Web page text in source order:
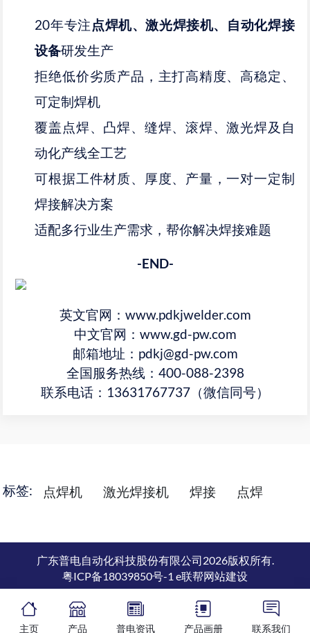
20年专注点焊机、激光焊接机、自动化焊接
设备研发生产
拒绝低价劣质产品，主打高精度、高稳定、
可定制焊机
覆盖点焊、凸焊、缝焊、滚焊、激光焊及自
动化产线全工艺
可根据工件材质、厚度、产量，一对一定制
焊接解决方案
适配多行业生产需求，帮你解决焊接难题
-END-
英文官网：www.pdkjwelder.com
中文官网：www.gd-pw.com
邮箱地址：pdkj@gd-pw.com
全国服务热线：400-088-2398
联系电话：13631767737（微信同号）
标签: 点焊机 激光焊接机 焊接 点焊
广东普电自动化科技股份有限公司2026版权所有.
粤ICP备18039850号-1 e联帮网站建设
主页 产品 普电资讯 产品画册 联系我们